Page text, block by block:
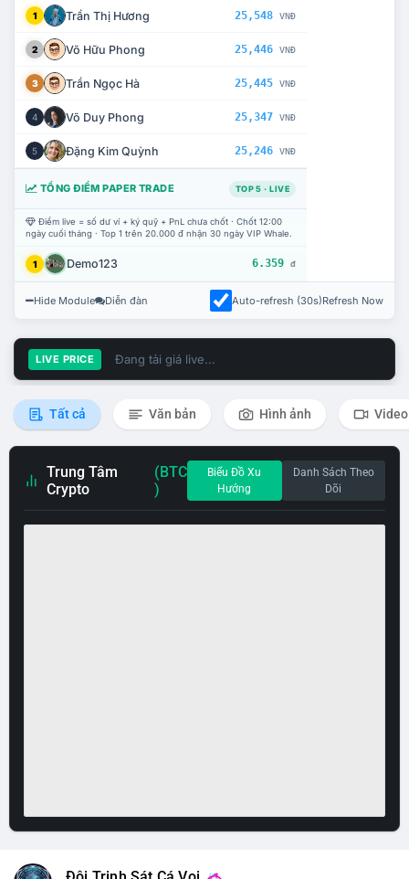
1 Trần Thị Hương 25,548 VNĐ
2 Võ Hữu Phong 25,446 VNĐ
3 Trần Ngọc Hà 25,445 VNĐ
4 Võ Duy Phong 25,347 VNĐ
5 Đặng Kim Quỳnh 25,246 VNĐ
TỔNG ĐIỂM PAPER TRADE TOP 5 · LIVE
Điểm live = số dư ví + ký quỹ + PnL chưa chốt · Chốt 12:00
ngày cuối tháng · Top 1 trên 20.000 đ nhận 30 ngày VIP Whale.
1 Demo123 6.359 đ
Hide Module Diễn đàn Auto-refresh (30s)Refresh Now
LIVE PRICE Đang tải giá live...
Tất cả Văn bản Hình ảnh Video
Trung Tâm
Crypto
(BTC
)
Biểu Đồ Xu
Hướng
Danh Sách Theo
Dõi